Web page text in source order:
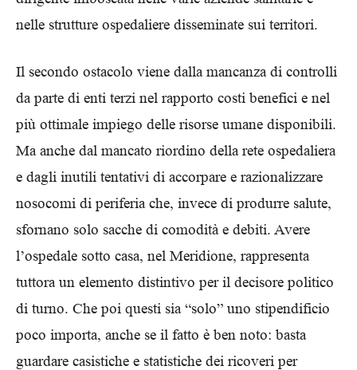
nelle strutture ospedaliere disseminate sui territori.
Il secondo ostacolo viene dalla mancanza di controlli
da parte di enti terzi nel rapporto costi benefici e nel
più ottimale impiego delle risorse umane disponibili.
Ma anche dal mancato riordino della rete ospedaliera
e dagli inutili tentativi di accorpare e razionalizzare
nosocomi di periferia che, invece di produrre salute,
sfornano solo sacche di comodità e debiti. Avere
l’ospedale sotto casa, nel Meridione, rappresenta
tuttora un elemento distintivo per il decisore politico
di turno. Che poi questi sia “solo” uno stipendificio
poco importa, anche se il fatto è ben noto: basta
guardare casistiche e statistiche dei ricoveri per